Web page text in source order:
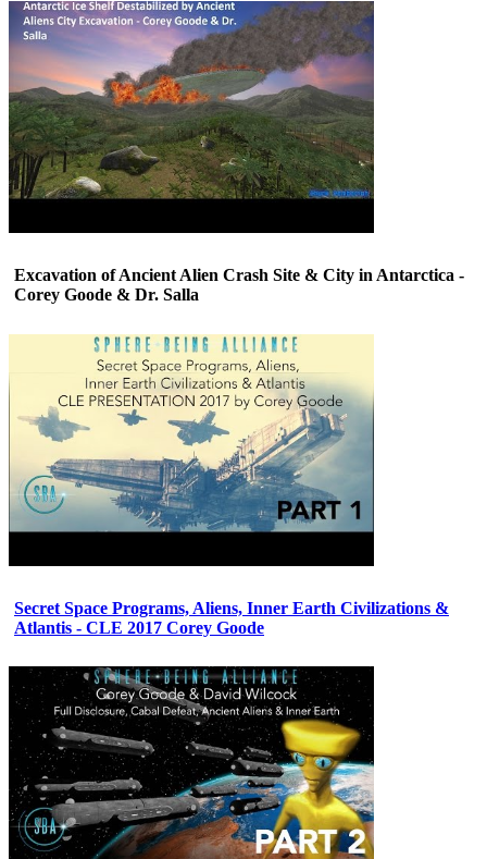
Excavation of Ancient Alien Crash Site & City in Antarctica -
Corey Goode & Dr. Salla
Secret Space Programs, Aliens, Inner Earth Civilizations &
Atlantis - CLE 2017 Corey Goode